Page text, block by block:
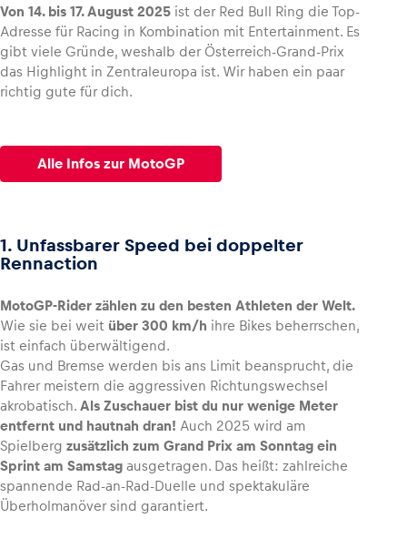
Fahrzeug
Alle anzeigen
Glossar
Alle anzeigen
Von 14. bis 17. August 2025 ist der Red Bull Ring die Top-
Adresse für Racing in Kombination mit Entertainment. Es
gibt viele Gründe, weshalb der Österreich-Grand-Prix
das Highlight in Zentraleuropa ist. Wir haben ein paar
richtig gute für dich.
Alle Infos zur MotoGP
1. Unfassbarer Speed bei doppelter
Rennaction
MotoGP-Rider zählen zu den besten Athleten der Welt.
Wie sie bei weit über 300 km/h ihre Bikes beherrschen,
ist einfach überwältigend.
Gas und Bremse werden bis ans Limit beansprucht, die
Fahrer meistern die aggressiven Richtungswechsel
akrobatisch. Als Zuschauer bist du nur wenige Meter
entfernt und hautnah dran! Auch 2025 wird am
Spielberg zusätzlich zum Grand Prix am Sonntag ein
Sprint am Samstag ausgetragen. Das heißt: zahlreiche
spannende Rad-an-Rad-Duelle und spektakuläre
Überholmanöver sind garantiert.